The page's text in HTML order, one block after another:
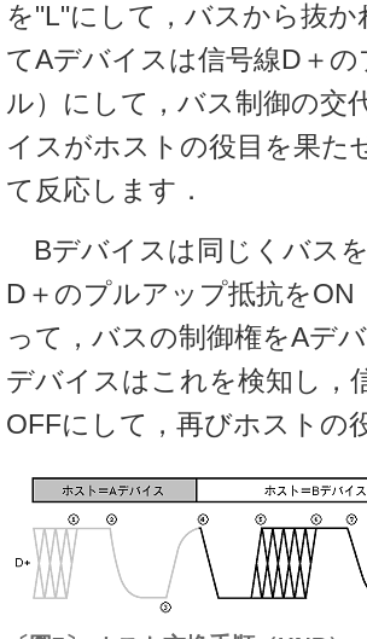
を"L"にして，バスから抜
てAデバイスは信号線D＋
ル）にして，バス制御の交
イスがホストの役目を果た
て反応します．
Bデバイスは同じくバス
D＋のプルアップ抵抗を
って，バスの制御権をAデ
デバイスはこれを検知し，
OFFにして，再びホストの